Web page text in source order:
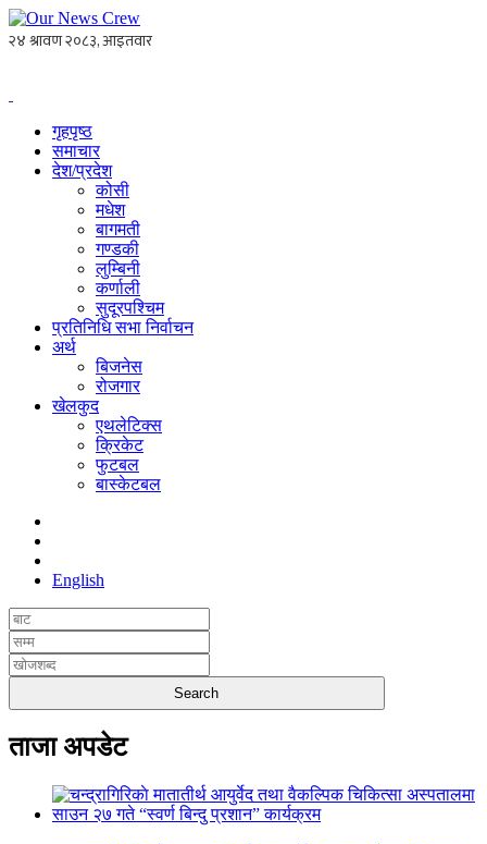
गृहपृष्ठ
समाचार
देश/प्रदेश
कोसी
मधेश
बागमती
गण्डकी
लुम्बिनी
कर्णाली
सुदूरपश्चिम
प्रतिनिधि सभा निर्वाचन
अर्थ
बिजनेस
रोजगार
खेलकुद
एथलेटिक्स
क्रिकेट
फुटबल
बास्केटबल
English
ताजा अपडेट